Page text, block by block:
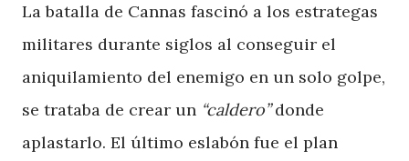
La batalla de Cannas fascinó a los estrategas
militares durante siglos al conseguir el
aniquilamiento del enemigo en un solo golpe,
se trataba de crear un “caldero”donde
aplastarlo. El último eslabón fue el plan